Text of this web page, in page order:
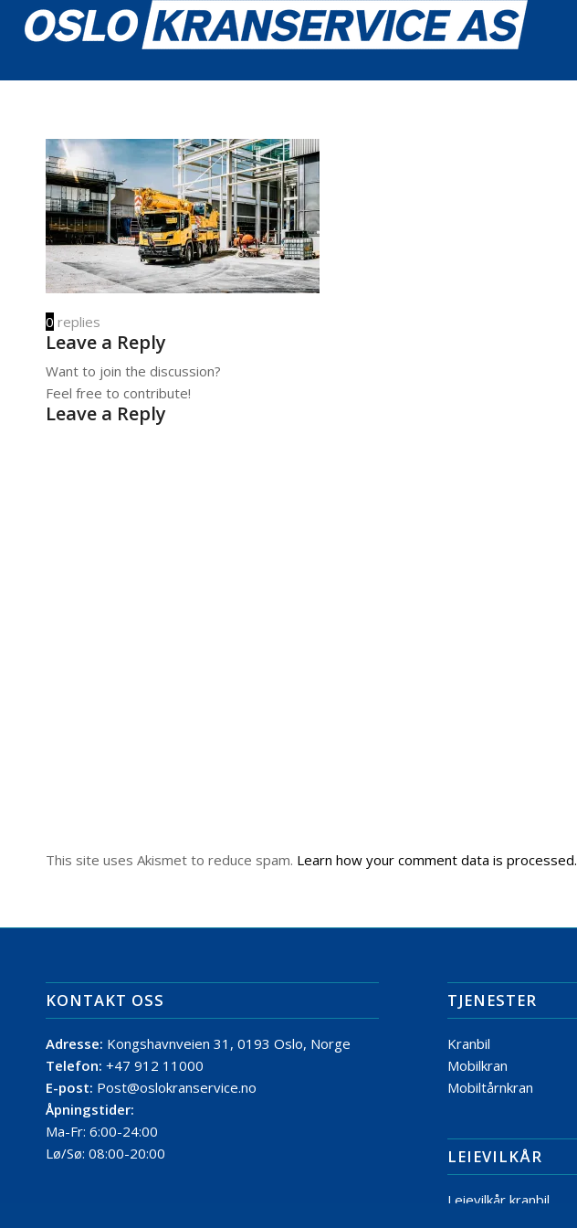
0 replies
Leave a Reply
Want to join the discussion?
Feel free to contribute!
Leave a Reply
This site uses Akismet to reduce spam. Learn how your comment data is processed.
KONTAKT OSS
Adresse: Kongshavnveien 31, 0193 Oslo, Norge
Telefon: +47 912 11000
E-post: Post@oslokranservice.no
Åpningstider:
Ma-Fr: 6:00-24:00
Lø/Sø: 08:00-20:00
TJENESTER
Kranbil
Mobilkran
Mobiltårnkran
LEIEVILKÅR
Leievilkår kranbil